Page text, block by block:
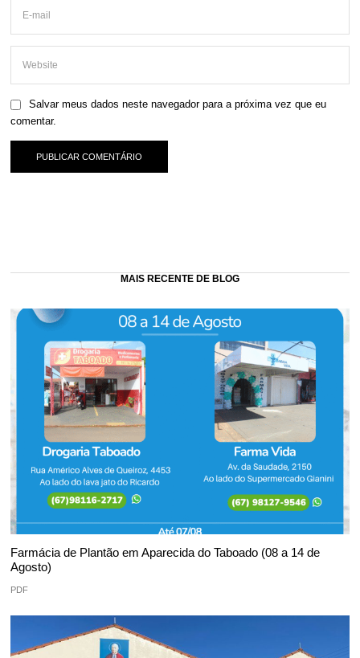
Salvar meus dados neste navegador para a próxima vez que eu
comentar.
MAIS RECENTE DE BLOG
Farmácia de Plantão em Aparecida do Taboado (08 a 14 de
Agosto)
PDF